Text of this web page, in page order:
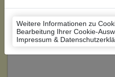
Weitere Informationen zu
Bearbeitung Ihrer Cookie-
Impressum &
Lage des Wohnplatzes: